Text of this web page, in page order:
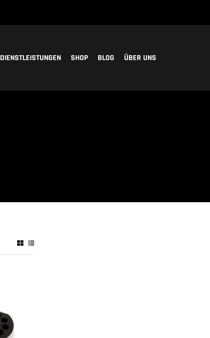
ÜBER UNS
BLOG
SHOP
DIENSTLEISTUNGEN